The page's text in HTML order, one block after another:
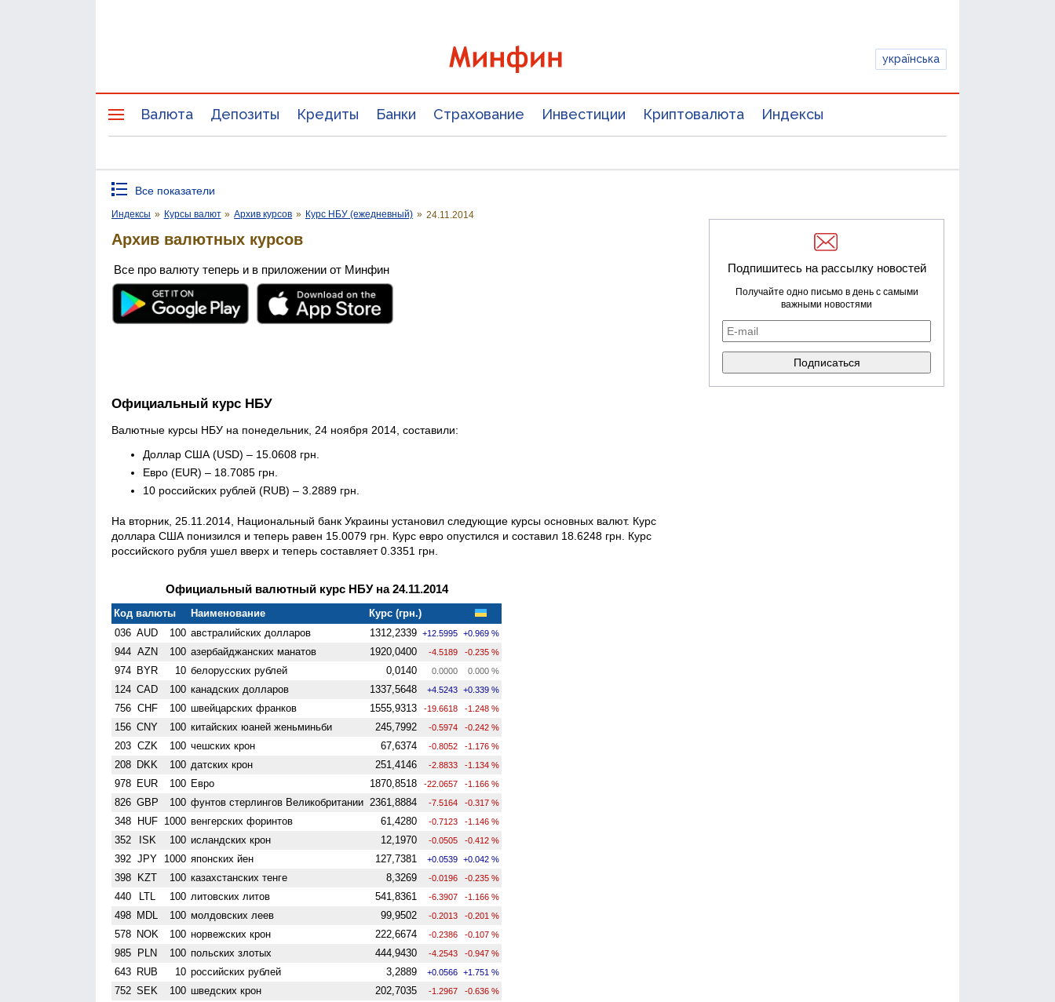
українська
Валюта Депозиты Кредиты Банки Страхование Инвестиции Криптовалюта Индексы
Все показатели
Индексы » Курсы валют » Архив курсов » Курс НБУ (ежедневный) » 24.11.2014
Архив валютных курсов
Все про валюту теперь и в приложении от Минфин
Официальный курс НБУ
Валютные курсы НБУ на понедельник, 24 ноября 2014, составили:
Доллар США (USD) – 15.0608 грн.
Евро (EUR) – 18.7085 грн.
10 российских рублей (RUB) – 3.2889 грн.
На вторник, 25.11.2014, Национальный банк Украины установил следующие курсы основных валют. Курс
доллара США понизился и теперь равен 15.0079 грн. Курс евро опустился и составил 18.6248 грн. Курс
российского рубля ушел вверх и теперь составляет 0.3351 грн.
Официальный валютный курс НБУ на 24.11.2014
Код валюты Наименование
Курс (грн.)
036 AUD 100 австралийских долларов 1312,2339 +12.5995 +0.969 %
944 AZN 100 азербайджанских манатов 1920,0400 -4.5189 -0.235 %
974 BYR 10 белорусских рублей 0,0140 0.0000 0.000 %
124 CAD 100 канадских долларов 1337,5648 +4.5243 +0.339 %
756 CHF 100 швейцарских франков 1555,9313 -19.6618 -1.248 %
156 CNY 100 китайских юаней женьминьби 245,7992 -0.5974 -0.242 %
203 CZK 100 чешских крон 67,6374 -0.8052 -1.176 %
208 DKK 100 датских крон 251,4146 -2.8833 -1.134 %
978 EUR 100 Евро 1870,8518 -22.0657 -1.166 %
826 GBP 100 фунтов стерлингов Велико­британии 2361,8884 -7.5164 -0.317 %
348 HUF 1000 венгерских форинтов 61,4280 -0.7123 -1.146 %
352 ISK 100 исландских крон 12,1970 -0.0505 -0.412 %
392 JPY 1000 японских йен 127,7381 +0.0539 +0.042 %
398 KZT 100 казахстанских тенге 8,3269 -0.0196 -0.235 %
440 LTL 100 литовских литов 541,8361 -6.3907 -1.166 %
498 MDL 100 молдовских леев 99,9502 -0.2013 -0.201 %
578 NOK 100 норвежских крон 222,6674 -0.2386 -0.107 %
985 PLN 100 польских злотых 444,9430 -4.2543 -0.947 %
643 RUB 10 российских рублей 3,2889 +0.0566 +1.751 %
752 SEK 100 шведских крон 202,7035 -1.2967 -0.636 %
Подпишитесь на рассылку новостей
Получайте одно письмо в день с самыми
важными новостями